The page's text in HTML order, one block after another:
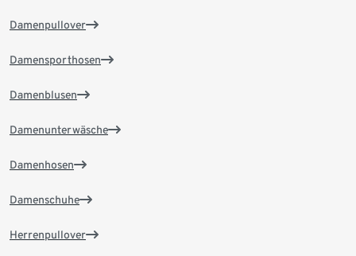
Damenpullover
Damensporthosen
Damenblusen
Damenunterwäsche
Damenhosen
Damenschuhe
Herrenpullover